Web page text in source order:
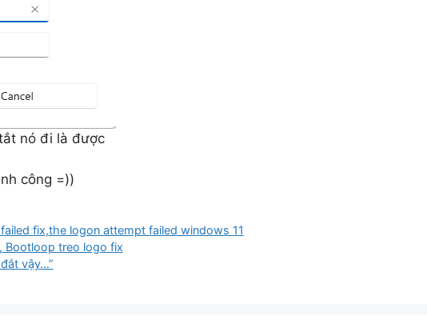
nó đi là được
công =))
fix,the logon attempt failed windows 11
Bootloop treo logo fix
vậy…”